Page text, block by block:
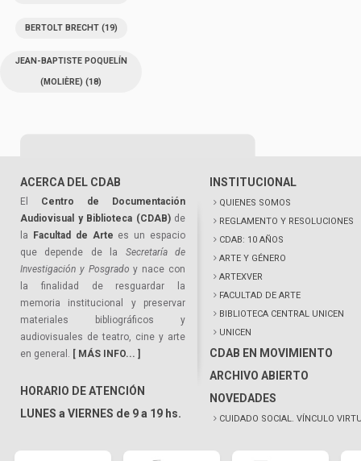
BERTOLT BRECHT(19)
JEAN-BAPTISTE POQUELÍN
(MOLIÈRE) (18)
ACERCA DEL CDAB
El Centro de Documentación
Audiovisual y Biblioteca (CDAB)de
la
Facultad de Arte es un espacio
que depende de la Secretaría de
Investigación y Posgrado y nace con
la finalidad de resguardar la
memoria institucional y preservar
materiales bibliográficos y
audiovisuales de teatro, cine y arte
en general. [ MÁS INFO... ]
HORARIO DE ATENCIÓN
LUNES a VIERNES de 9 a 19 hs.
INSTITUCIONAL
QUIENES SOMOS
REGLAMENTO Y RESOLUCIONES
CDAB: 10 AÑOS
ARTE Y GÉNERO
ARTEXVER
FACULTAD DE ARTE
BIBLIOTECA CENTRAL UNICEN
UNICEN
CDAB EN MOVIMIENTO
ARCHIVO ABIERTO
NOVEDADES
CUIDADO SOCIAL. VÍNCULO